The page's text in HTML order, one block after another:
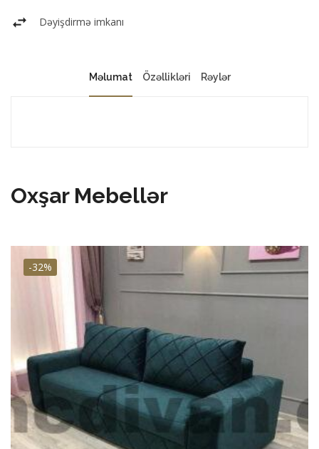
Dəyişdirmə imkanı
Məlumat Özəllikləri Rəylər
Oxşar Mebellər
-32%